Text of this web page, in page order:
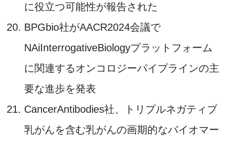
に役立つ可能性が報告された
BPGbio社がAACR2024会議で
NAiInterrogativeBiologyプラットフォーム
に関連するオンコロジーパイプラインの主
要な進歩を発表
CancerAntibodies社、トリプルネガティブ
乳がんを含む乳がんの画期的なバイオマー